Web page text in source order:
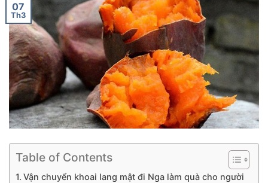
07
Th3
Table of Contents
Vận chuyển khoai lang mật đi Nga làm quà cho người